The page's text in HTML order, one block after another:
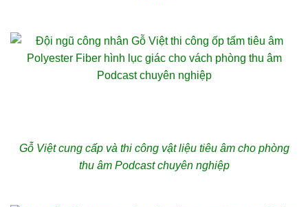
Gỗ Việt cung cấp và thi công vật liệu tiêu âm cho phòng
thu âm Podcast chuyên nghiệp